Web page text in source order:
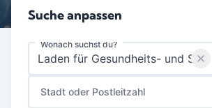
Suche anpassen
Wonach suchst du?
Stadt oder Postleitzahl